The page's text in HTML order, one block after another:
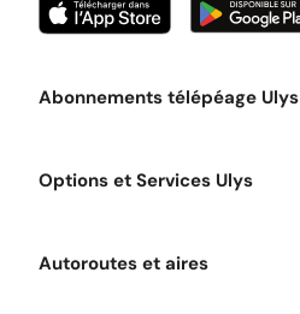
Abonnements télépéage Ulys
Options et Services Ulys
Autoroutes et aires